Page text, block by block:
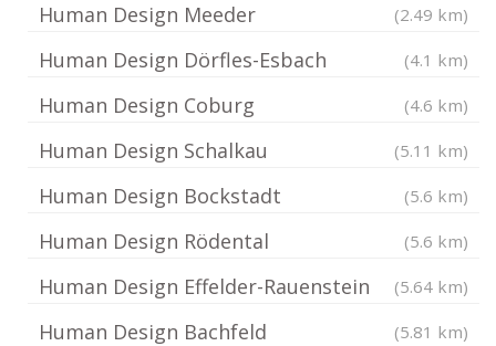
Human Design Meeder (2.49 km)
Human Design Dörfles-Esbach (4.1 km)
Human Design Coburg (4.6 km)
Human Design Schalkau (5.11 km)
Human Design Bockstadt (5.6 km)
Human Design Rödental (5.6 km)
Human Design Effelder-Rauenstein (5.64 km)
Human Design Bachfeld (5.81 km)